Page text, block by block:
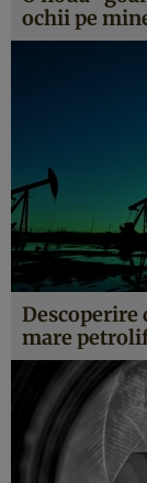
ochii pe
Descoperire
mare